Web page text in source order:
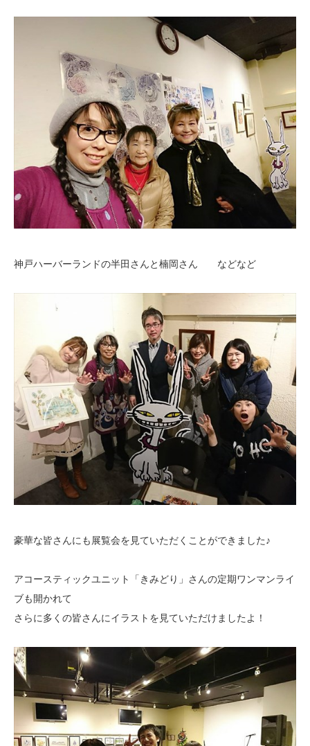
神戸ハーバーランドの半田さんと楠岡さん などなど
豪華な皆さんにも展覧会を見ていただくことができました♪
アコースティックユニット「きみどり」さんの定期ワンマンライ
ブも開かれて
さらに多くの皆さんにイラストを見ていただけましたよ！